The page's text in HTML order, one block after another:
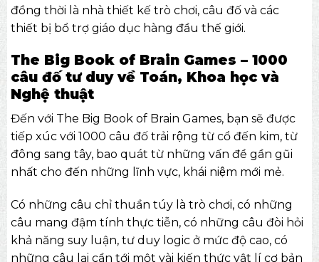
đồng thời là nhà thiết kế trò chơi, câu đố và các
thiết bị bổ trợ giáo dục hàng đầu thế giới.
The Big Book of Brain Games – 1000
câu đố tư duy về Toán, Khoa học và
Nghệ thuật
Đến với The Big Book of Brain Games, bạn sẽ được
tiếp xúc với 1000 câu đố trải rộng từ cổ đến kim, từ
đông sang tây, bao quát từ những vấn đề gần gũi
nhất cho đến những lĩnh vực, khái niệm mới mẻ.
Có những câu chỉ thuần túy là trò chơi, có những
câu mang đậm tính thực tiễn, có những câu đòi hỏi
khả năng suy luận, tư duy logic ở mức độ cao, có
những câu lại cần tới một vài kiến thức vật lí cơ bản